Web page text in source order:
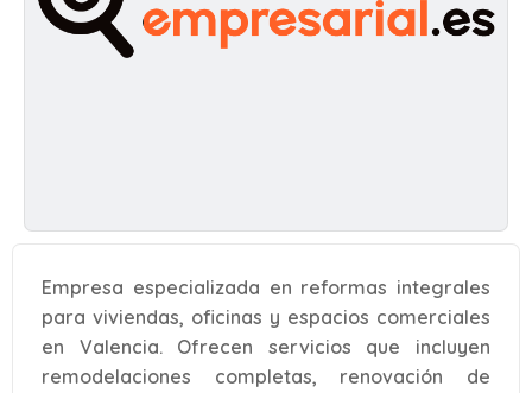
Empresa especializada en reformas integrales
para viviendas, oficinas y espacios comerciales
en Valencia. Ofrecen servicios que incluyen
remodelaciones completas, renovación de